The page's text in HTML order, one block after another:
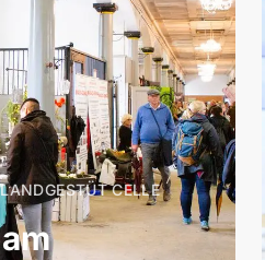
LANDGESTÜT CELLE